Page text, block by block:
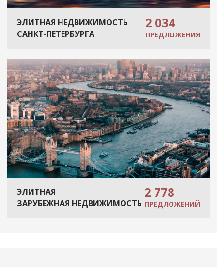
ЭЛИТНАЯ НЕДВИЖИМОСТЬ
САНКТ-ПЕТЕРБУРГА
2 034
ПРЕДЛОЖЕНИЯ
ЭЛИТНАЯ
ЗАРУБЕЖНАЯ НЕДВИЖИМОСТЬ
2 778
ПРЕДЛОЖЕНИЙ